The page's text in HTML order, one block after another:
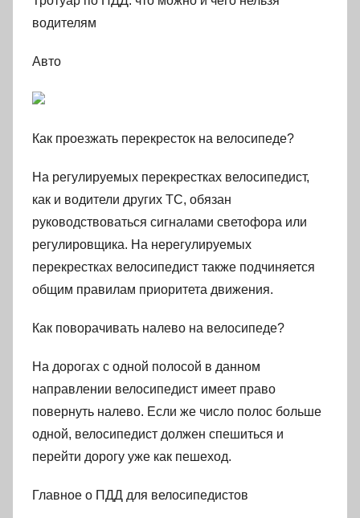
водителям
Авто
Как проезжать перекресток на велосипеде?
На регулируемых перекрестках велосипедист,
как и водители других ТС, обязан
руководствоваться сигналами светофора или
регулировщика. На нерегулируемых
перекрестках велосипедист также подчиняется
общим правилам приоритета движения.
Как поворачивать налево на велосипеде?
На дорогах с одной полосой в данном
направлении велосипедист имеет право
повернуть налево. Если же число полос больше
одной, велосипедист должен спешиться и
перейти дорогу уже как пешеход.
Главное о ПДД для велосипедистов